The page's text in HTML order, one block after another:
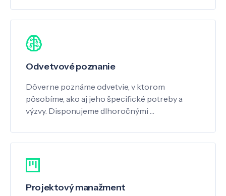
Odvetvové poznanie
Dôverne poznáme odvetvie, v ktorom
pôsobíme, ako aj jeho špecifické potreby a
výzvy. Disponujeme dlhoročnými …
Projektový manažment